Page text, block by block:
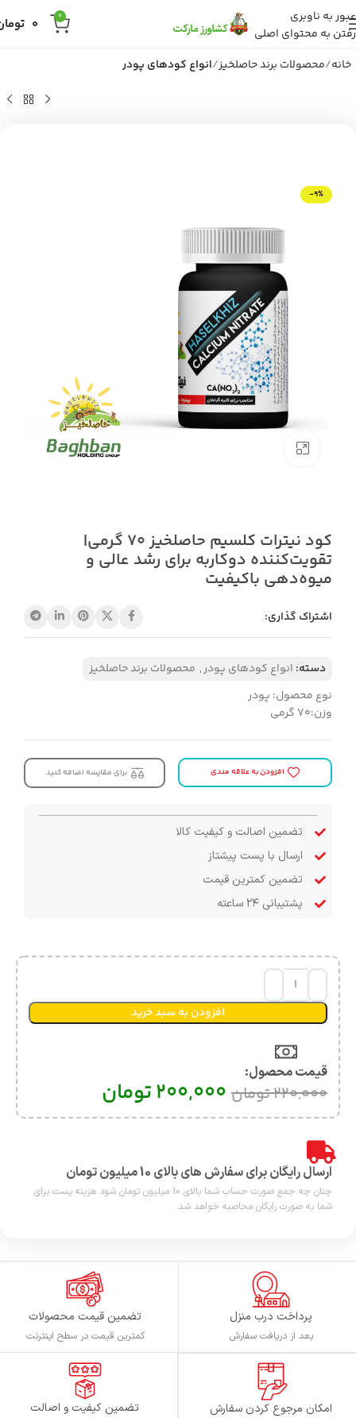
عبور به ناوبری
رفتن به محتوای اصلی
0
0
خانه محصولات برند حاصلخیز انواع کودهای پودر
-9%
کود نیترات کلسیم حاصلخیز 70 گرمی|
تقویت‌کننده دوکاربه برای رشد عالی و
میوه‌دهی باکیفیت
اشتراک گذاری:
دسته: انواع کودهای پودر, محصولات برند حاصلخیز
نوع محصول: پودر
وزن:70 گرمی
افزودن به علاقه مندی برای مقایسه اضافه کنید
تضمین اصالت و کیفیت کالا
ارسال با پست پیشتاز
تضمین کمترین قیمت
پشتیبانی ۲۴ ساعته
افزودن به سبد خرید
قیمت محصول:​
220,000تومان 200,000تومان
ارسال رایگان برای سفارش های بالای 10 میلیون تومان
چنان چه جمع صورت حساب شما بالای 10 میلیون تومان شود هزینه پست برای
شما به صورت رایگان محاصبه خواهد شد.
پرداخت درب منزل
بعد از دریافت سفارش
تضمین قیمت محصولات
کمترین قیمت در سطح اینترنت
امکان مرجوع کردن سفارش تضمین کیفیت و اصالت